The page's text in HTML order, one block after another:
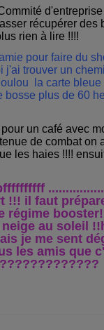
récupérer des
rien à lire !!!!
pour faire du
j'ai trouver un
la carte
bosse plus de 60
un café avec
de combat on
les haies !!!!
!!! il faut
régime
au soleil
je me sent
les amis que